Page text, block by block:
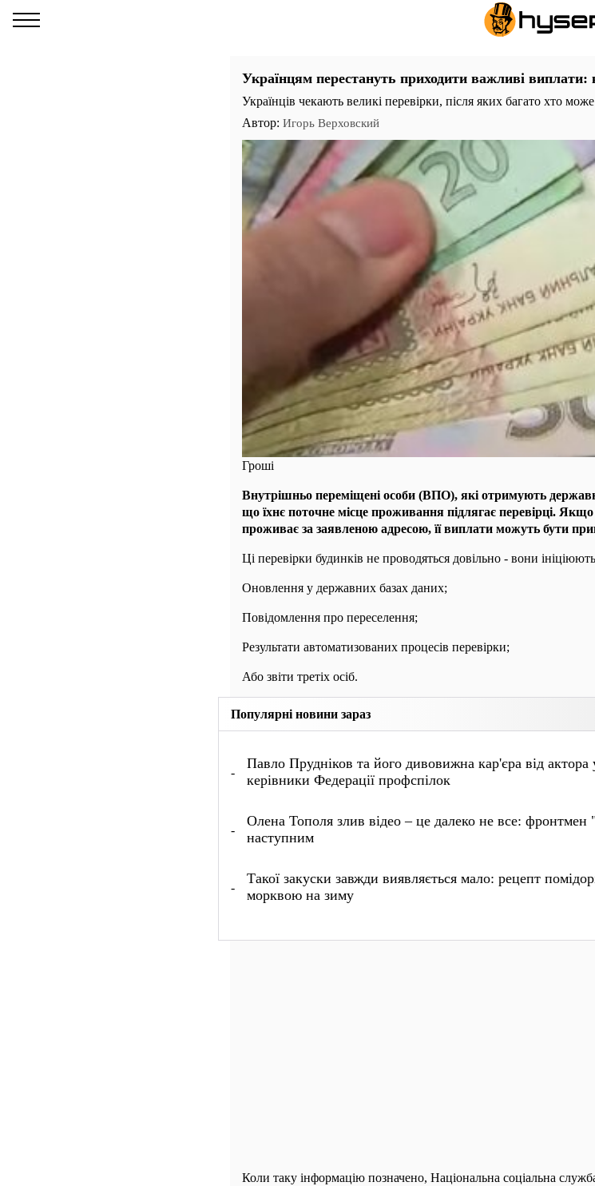
Українцям перестануть приходити важливі
Українців чекають великі перевірки, після яких багато хто
Автор: Игорь Верховский
Гроші
Внутрішньо переміщені особи (ВПО), які отримують
що їхнє поточне місце проживання підлягає перевірці.
проживає за заявленою адресою, її виплати можуть бути
Ці перевірки будинків не проводяться довільно - вони
Оновлення у державних базах даних;
Повідомлення про переселення;
Результати автоматизованих процесів перевірки;
Або звіти третіх осіб.
Популярні новини зараз
Павло Прудніков та його дивовижна кар'єра від актора
керівники Федерації профспілок
Олена Тополя злив відео – це далеко не все: фронтмен
наступним
Такої закуски завжди виявляється мало: рецепт
морквою на зиму
Коли таку інформацію позначено, Національна соціальна